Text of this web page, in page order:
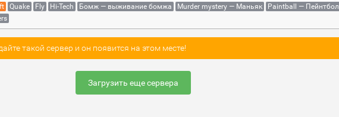
Quake Fly Hi-Tech Бомж — выживание бомжа Murder mystery — Маньяк Paintball — Пейнтбол
такой сервер и он появится на этом месте!
Загрузить еще сервера